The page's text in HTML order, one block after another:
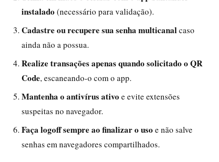
instalado (necessário para validação).
Cadastre ou recupere sua senha multicanalcaso
ainda não a possua.
Realize transações apenas quando solicitado o QR
Code, escaneando-o com o app.
Mantenha o antivírus ativo e evite extensões
suspeitas no navegador.
Faça logoff sempre ao finalizar o uso e não salve
senhas em navegadores compartilhados.